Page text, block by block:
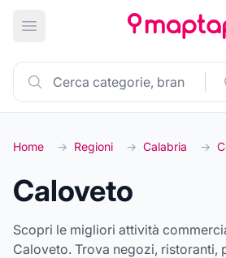
Apri menu principale
Home → Regioni → Calabria →
Caloveto
Scopri le migliori attività
Caloveto. Trova negozi, ristoranti,